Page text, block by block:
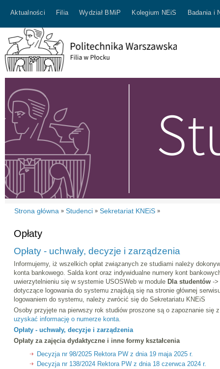
Aktualności Filia Wydział BMiP Kolegium NEiS Badania i
Strona główna » Studenci » Sekretariat KNEiS »
Opłaty
Opłaty - uchwały, decyzje i zarządzenia
Informujemy, iż wszelkich opłat związanych ze studiami należy
konta bankowego. Salda kont oraz indywidualne numery kont
uwierzytelnieniu się w systemie USOSWeb w module Dla studentów ->
dotyczące logowania do systemu znajdują się na stronie głównej
logowaniem do systemu, należy zwrócić się do Sekretariatu KNEiS
Osoby przyjęte na pierwszy rok studiów proszone są o zapoznanie się
uzyskać informację o numerze konta.
Opłaty - uchwały, decyzje i zarządzenia
Opłaty za zajęcia dydaktyczne i inne formy kształcenia
Decyzja nr 98/2025 Rektora PW z dnia 19 maja 2025 r.
Decyzja nr 138/2024 Rektora PW z dnia 18 czerwca 2024 r.